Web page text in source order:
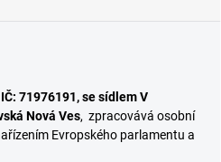
71976191, se sídlem V
Nová Ves, zpracovává osobní
Evropského parlamentu a